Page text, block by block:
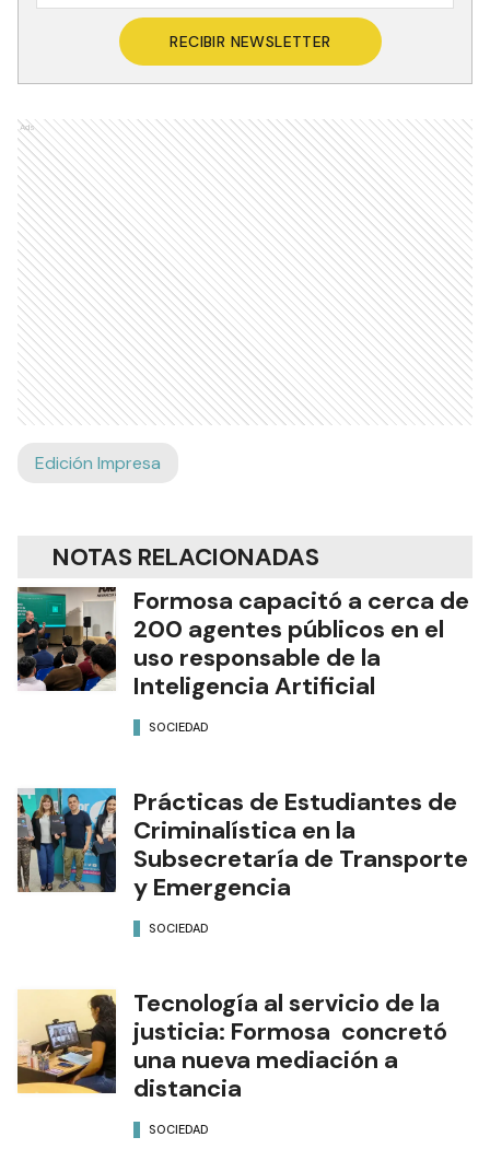
RECIBIR NEWSLETTER
Ads
Edición Impresa
NOTAS RELACIONADAS
Formosa capacitó a cerca de
200 agentes públicos en el
uso responsable de la
Inteligencia Artificial
SOCIEDAD
Prácticas de Estudiantes de
Criminalística en la
Subsecretaría de Transporte
y Emergencia
SOCIEDAD
Tecnología al servicio de la
justicia: Formosa concretó
una nueva mediación a
distancia
SOCIEDAD